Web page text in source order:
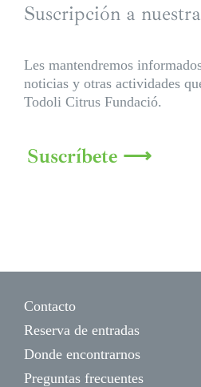
Suscripción a
Les mantendremos
noticias y otras actividades
Todoli Citrus Fundació.
Suscríbete ⟶
Contacto
Reserva de entradas
Donde encontrarnos
Preguntas frecuentes